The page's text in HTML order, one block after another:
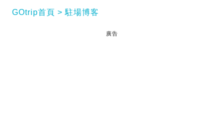
GOtrip首頁 駐場博客
廣告